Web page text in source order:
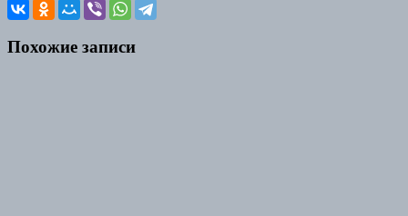
Похожие записи